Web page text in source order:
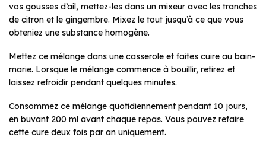
vos gousses d’ail, mettez-les dans un mixeur avec les tranches
de citron et le gingembre. Mixez le tout jusqu’à ce que vous
obteniez une substance homogène.
Mettez ce mélange dans une casserole et faites cuire au bain-
marie. Lorsque le mélange commence à bouillir, retirez et
laissez refroidir pendant quelques minutes.
Consommez ce mélange quotidiennement pendant 10 jours,
en buvant 200 ml avant chaque repas. Vous pouvez refaire
cette cure deux fois par an uniquement.